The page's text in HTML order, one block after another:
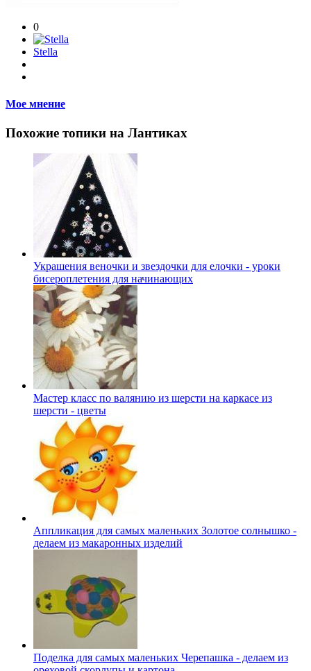
0
Stella
Мое мнение
Похожие топики на Лантиках
Украшения веночки и звездочки для елочки - уроки
бисероплетения для начинающих
Мастер класс по валянию из шерсти на каркасе из
шерсти - цветы
Аппликация для самых маленьких Золотое солнышко -
делаем из макаронных изделий
Поделка для самых маленьких Черепашка - делаем из